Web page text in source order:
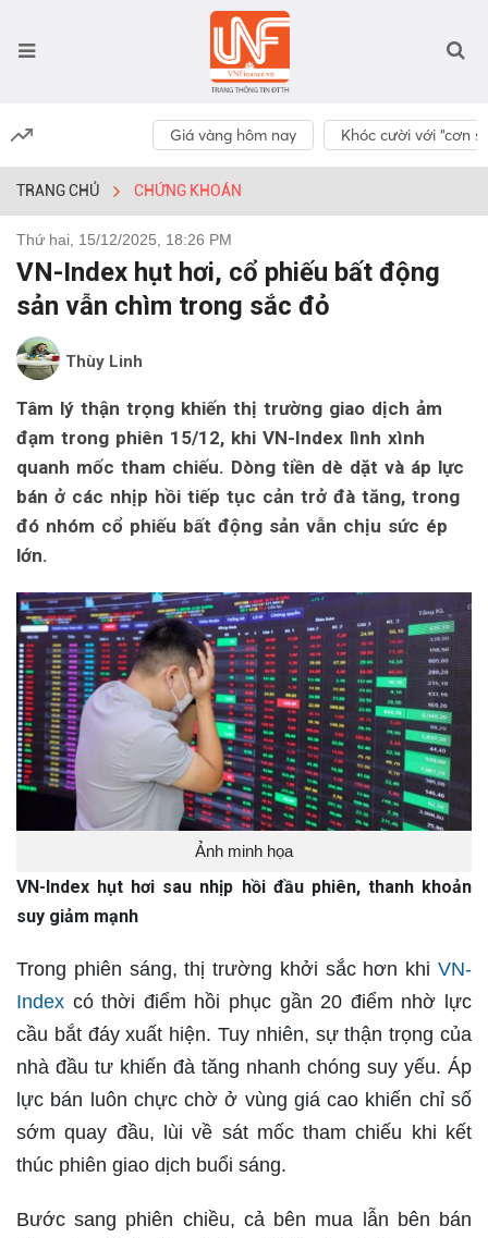
Giá vàng hôm nay Khóc cười với “cơn
TRANG CHỦ CHỨNG KHOÁN
Thứ hai, 15/12/2025, 18:26 PM
VN-Index hụt hơi, cổ phiếu bất động
sản vẫn chìm trong sắc đỏ
Thùy Linh
Tâm lý thận trọng khiến thị trường giao dịch ảm
đạm trong phiên 15/12, khi VN-Index lình xình
quanh mốc tham chiếu. Dòng tiền dè dặt và áp lực
bán ở các nhịp hồi tiếp tục cản trở đà tăng, trong
đó nhóm cổ phiếu bất động sản vẫn chịu sức ép
lớn.
Ảnh minh họa
VN-Index hụt hơi sau nhịp hồi đầu phiên, thanh khoản
suy giảm mạnh
Trong phiên sáng, thị trường khởi sắc hơn khi VN-
Index có thời điểm hồi phục gần 20 điểm nhờ lực
cầu bắt đáy xuất hiện. Tuy nhiên, sự thận trọng của
nhà đầu tư khiến đà tăng nhanh chóng suy yếu. Áp
lực bán luôn chực chờ ở vùng giá cao khiến chỉ số
sớm quay đầu, lùi về sát mốc tham chiếu khi kết
thúc phiên giao dịch buổi sáng.
Bước sang phiên chiều, cả bên mua lẫn bên bán